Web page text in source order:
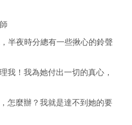
半夜時分總有一些揪心的鈴聲
我！我為她付出一切的真心，
怎麼辦？我就是達不到她的要